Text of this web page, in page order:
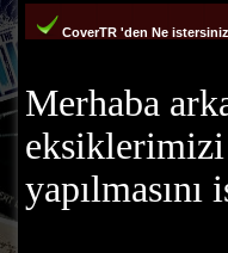
CoverTR 'den Ne
Merhaba